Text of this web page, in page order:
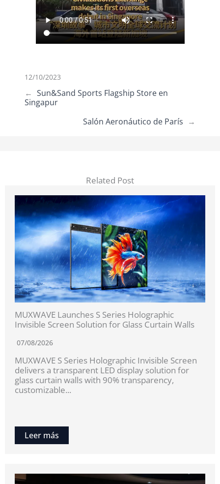
12/10/2023
← Sun&Sand Sports Flagship Store en
Singapur
Salón Aeronáutico de París →
Related Post
MUXWAVE Launches S Series Holographic
Invisible Screen Solution for Glass Curtain Walls
07/08/2026
MUXWAVE S Series Holographic Invisible Screen
delivers a transparent LED display solution for
glass curtain walls with 90% transparency,
customizable...
Leer más